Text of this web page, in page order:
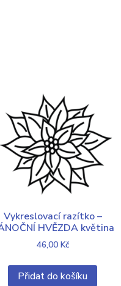
Vykreslovací razítko –
HVĚZDA květina
46,00 Kč
Přidat do košíku